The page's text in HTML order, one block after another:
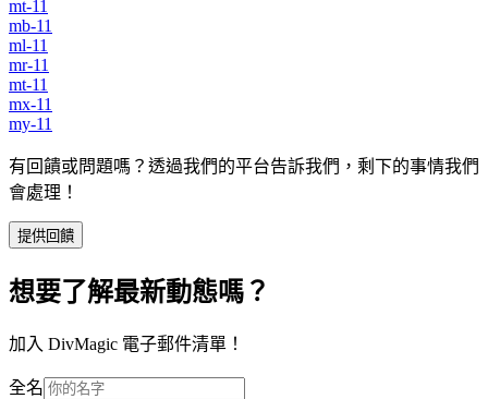
mt-11
mb-11
ml-11
mr-11
mt-11
mx-11
my-11
有回饋或問題嗎？透過我們的平台告訴我們，剩下的事情我們
會處理！
提供回饋
想要了解最新動態嗎？
加入 DivMagic 電子郵件清單！
全名